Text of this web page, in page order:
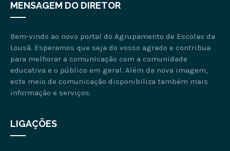
MENSAGEM DO DIRETOR
Bem-vindo ao novo portal do Agrupamento de Escolas da
Lousã. Esperamos que seja do vosso agrado e contribua
para melhorar a comunicação com a comunidade
educativa e o público em geral. Além da nova imagem,
este meio de comunicação disponibiliza também mais
informação e serviços.
LIGAÇÕES